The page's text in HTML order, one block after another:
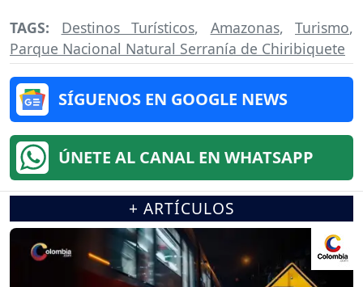
TAGS: Destinos Turísticos, Amazonas, Turismo,
Parque Nacional Natural Serranía de Chiribiquete
SÍGUENOS EN GOOGLE NEWS
ÚNETE AL CANAL EN WHATSAPP
+ ARTÍCULOS